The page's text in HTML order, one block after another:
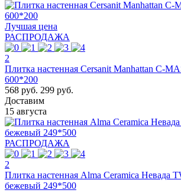
Лучшая цена
РАСПРОДАЖА
2
Плитка настенная Cersanit Manhattan C-
600*200
568 руб. 299 руб.
Доставим
15 августа
РАСПРОДАЖА
2
Плитка настенная Alma Ceramica Невада
бежевый 249*500